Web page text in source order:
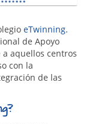
eTwinning.
de Apoyo
a aquellos centros
con la
de las